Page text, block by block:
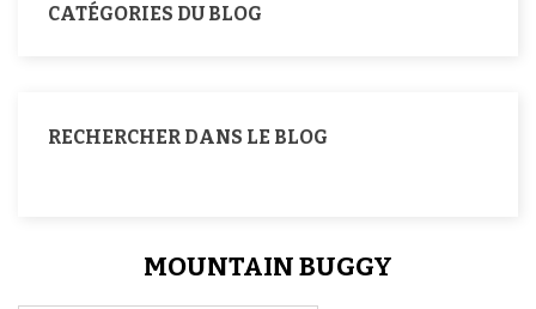
CATÉGORIES DU BLOG
RECHERCHER DANS LE BLOG
MOUNTAIN BUGGY